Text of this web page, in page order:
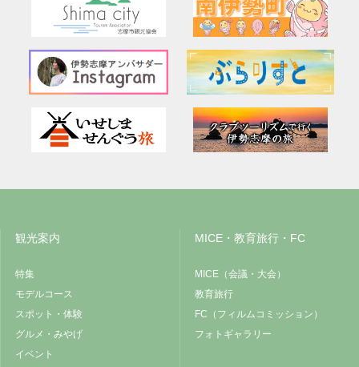
観光案内
特集
モデルコース
スポット・体験
グルメ・みやげ
イベント
MICE・教育旅行・FC
MICE（会議・大会）
教育旅行
FC（フィルムコミッション）
フォトギャラリー